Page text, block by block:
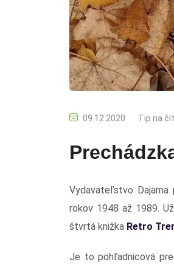
09.12.2020 Tip na
Vydavateľstvo
rokov 1948 až 1989.
štvrtá knižka Retro
Je to pohľadnicová